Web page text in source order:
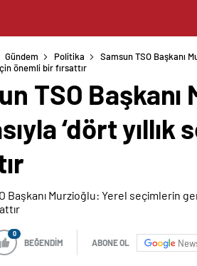
Gündem Politika
Samsun TSO Başkanı
önemli bir fırsattır
TSO
‘dört
0
BEĞENDİM ABONE OL